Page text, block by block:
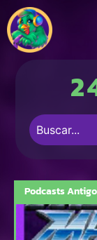
Podcasts